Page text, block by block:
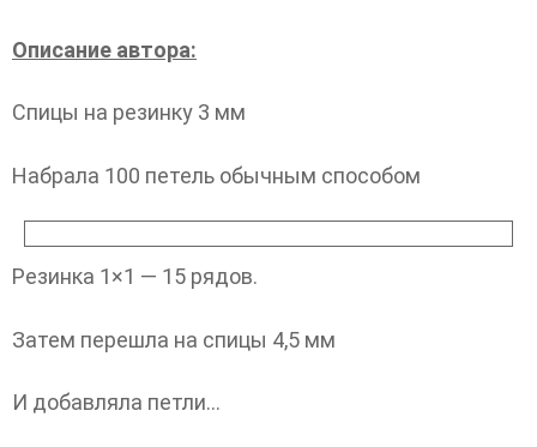
Описание автора:
Спицы на резинку 3 мм
Набрала 100 петель обычным способом
Резинка 1×1 — 15 рядов.
Затем перешла на спицы 4,5 мм
И добавляла петли…